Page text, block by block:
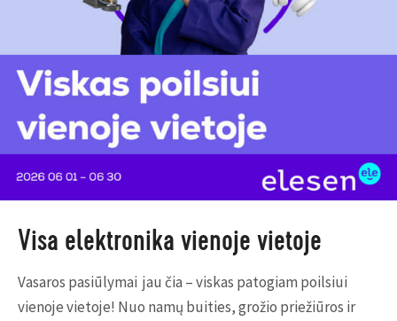
Visa elektronika vienoje vietoje
Vasaros pasiūlymai jau čia – viskas patogiam poilsiui
vienoje vietoje! Nuo namų buities, grožio priežiūros ir